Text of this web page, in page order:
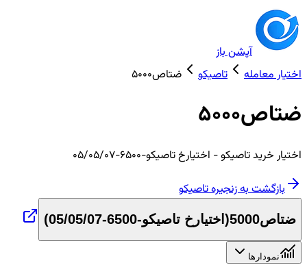
آپشن باز
اختیار معامله
تاصیکو ضتاص5000
ضتاص5000
اختیار خریدتاصیکو- اختیارخ تاصیکو-6500-05/05/07
بازگشت به زنجیرهتاصیکو
ضتاص5000 ( اختیارخ تاصیکو-6500-05/05/07 )
نمودارها